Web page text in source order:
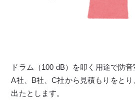
ドラム（100 dB）を叩く用途で防音
A社、B社、C社から見積もりをと
出たとします。